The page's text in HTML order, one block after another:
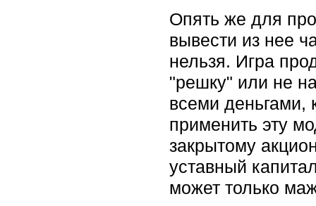
Опять же для
вывести из нее
нельзя. Игра
"решку" или не
всеми деньгами,
применить эту
закрытому
уставный
может только